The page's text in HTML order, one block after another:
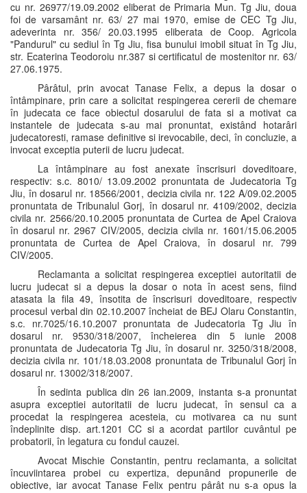
cu nr. 26977/19.09.2002 eliberat de Primaria Mun. Tg Jiu, doua
foi de varsamânt nr. 63/ 27 mai 1970, emise de CEC Tg Jiu,
adeverinta nr. 356/ 20.03.1995 eliberata de Coop. Agricola
"Pandurul" cu sediul în Tg Jiu, fisa bunului imobil situat în Tg Jiu,
str. Ecaterina Teodoroiu nr.387 si certificatul de mostenitor nr. 63/
27.06.1975.
Pârâtul, prin avocat Tanase Felix, a depus la dosar o
întâmpinare, prin care a solicitat respingerea cererii de chemare
în judecata ce face obiectul dosarului de fata si a motivat ca
instantele de judecata s-au mai pronuntat, existând hotarâri
judecatoresti, ramase definitive si irevocabile, deci, în concluzie, a
invocat exceptia puterii de lucru judecat.
La întâmpinare au fost anexate înscrisuri doveditoare,
respectiv: s.c. 8010/ 13.09.2002 pronuntata de Judecatoria Tg
Jiu, în dosarul nr. 18566/2001, decizia civila nr. 122 A/09.02.2005
pronuntata de Tribunalul Gorj, în dosarul nr. 4109/2002, decizia
civila nr. 2566/20.10.2005 pronuntata de Curtea de Apel Craiova
în dosarul nr. 2967 CIV/2005, decizia civila nr. 1601/15.06.2005
pronuntata de Curtea de Apel Craiova, în dosarul nr. 799
CIV/2005.
Reclamanta a solicitat respingerea exceptiei autoritatii de
lucru judecat si a depus la dosar o nota în acest sens, fiind
atasata la fila 49, însotita de înscrisuri doveditoare, respectiv
procesul verbal din 02.10.2007 încheiat de BEJ Olaru Constantin,
s.c. nr.7025/16.10.2007 pronuntata de Judecatoria Tg Jiu în
dosarul nr. 9530/318/2007, încheierea din 5 iunie 2008
pronuntata de Judecatoria Tg Jiu, în dosarul nr. 3250/318/2008,
decizia civila nr. 101/18.03.2008 pronuntata de Tribunalul Gorj în
dosarul nr. 13002/318/2007.
În sedinta publica din 26 ian.2009, instanta s-a pronuntat
asupra exceptiei autoritatii de lucru judecat, în sensul ca a
procedat la respingerea acesteia, cu motivarea ca nu sunt
îndeplinite disp. art.1201 CC si a acordat partilor cuvântul pe
probatorii, în legatura cu fondul cauzei.
Avocat Mischie Constantin, pentru reclamanta, a solicitat
încuviintarea probei cu expertiza, depunând propunerile de
obiective, iar avocat Tanase Felix pentru pârât nu s-a opus la